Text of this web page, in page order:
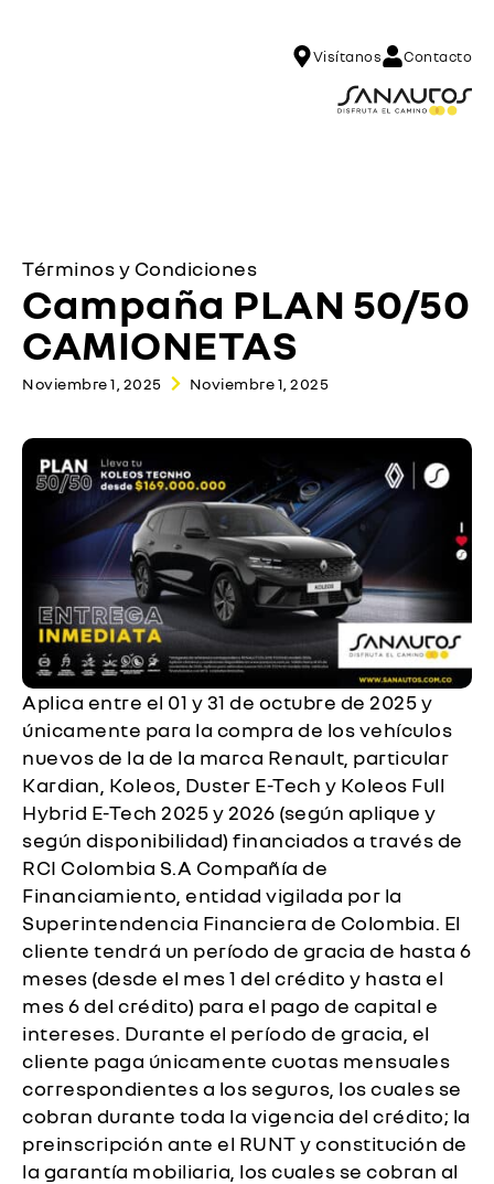
Visítanos Contacto
Términos y Condiciones
Campaña PLAN 50/50
CAMIONETAS
Noviembre 1, 2025 Noviembre 1, 2025
Aplica entre el 01 y 31 de octubre de 2025 y
únicamente para la compra de los vehículos
nuevos de la de la marca Renault, particular
Kardian, Koleos, Duster E-Tech y Koleos Full
Hybrid E-Tech 2025 y 2026 (según aplique y
según disponibilidad) financiados a través de
RCI Colombia S.A Compañía de
Financiamiento, entidad vigilada por la
Superintendencia Financiera de Colombia. El
cliente tendrá un período de gracia de hasta 6
meses (desde el mes 1 del crédito y hasta el
mes 6 del crédito) para el pago de capital e
intereses. Durante el período de gracia, el
cliente paga únicamente cuotas mensuales
correspondientes a los seguros, los cuales se
cobran durante toda la vigencia del crédito; la
preinscripción ante el RUNT y constitución de
la garantía mobiliaria, los cuales se cobran al